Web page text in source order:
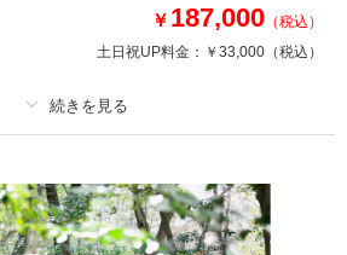
影日：2025年4月10日
影場所：西行戻しの松公園＆仙台スタジオ
城）
￥ 187,000 （税込）
土日祝UP料金： ￥33,000 （税込）
新婦衣装1着 新郎衣装1着
ヘアメイク 小物一式